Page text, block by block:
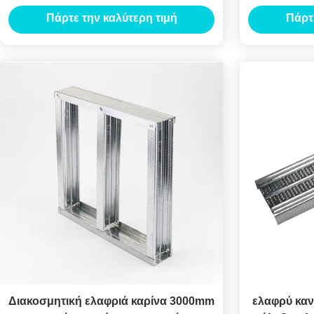
100mm για τον τοίχο χωρισμάτων
Πάρτε την καλύτερη τιμή
ελαφριά
Διακοσμητική ελαφριά καρίνα 3000mm
ελαφρύ